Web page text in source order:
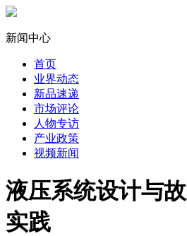
新闻中心
首页
业界动态
新品速递
市场评论
人物专访
产业政策
视频新闻
液压系统设计与
实践